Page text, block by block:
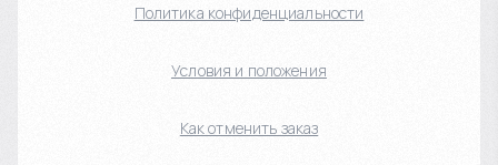
Политика конфиденциальности
Условия и положения
Как отменить заказ